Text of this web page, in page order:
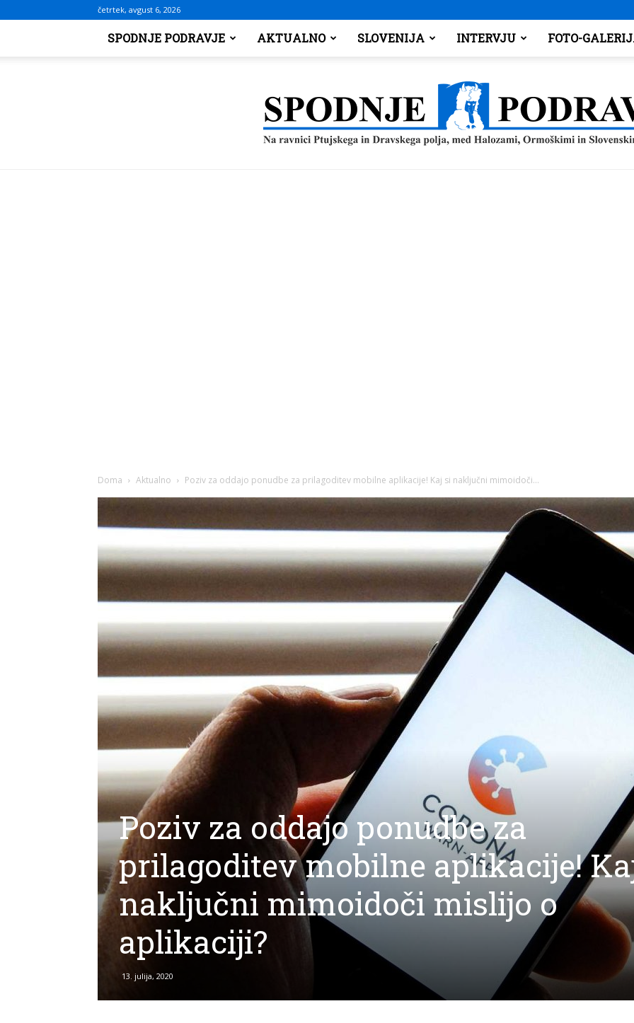
četrtek, avgust 6, 2026
SPODNJE PODRAVJE AKTUALNO SLOVENIJA INTERVJU FOTO-
Doma Aktualno Poziv za oddajo ponudbe za prilagoditev mobilne aplikacije! Kaj si naključni mimoidoči...
Poziv za oddajo ponudbe za
prilagoditev mobilne aplikacije!
naključni mimoidoči mislijo o
aplikaciji?
13. julija, 2020